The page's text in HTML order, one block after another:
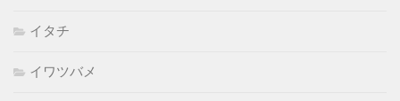
イタチ
イワツバメ